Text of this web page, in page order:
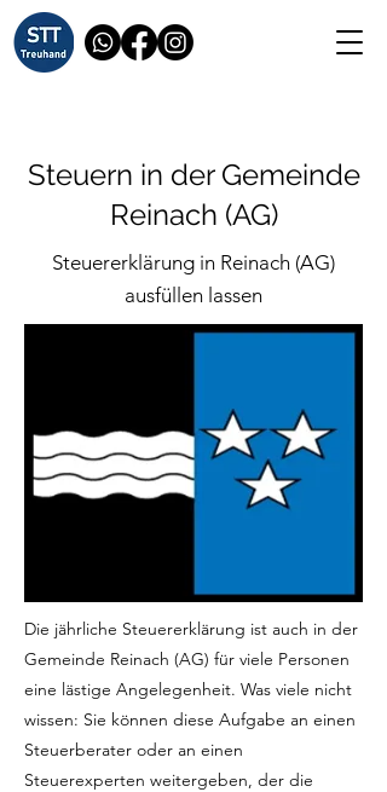
Steuern in der Gemeinde
Reinach (AG)
Steuererklärung in Reinach (AG)
ausfüllen lassen
Die jährliche Steuererklärung ist auch in der
Gemeinde Reinach (AG) für viele Personen
eine lästige Angelegenheit. Was viele nicht
wissen: Sie können diese Aufgabe an einen
Steuerberater oder an einen
Steuerexperten weitergeben, der die